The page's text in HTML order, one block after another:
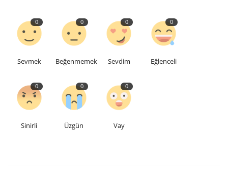
Etkinlik
Hakkımızda
Galeri
0
Sevmek
0
Beğenmemek
0
Sevdim
0
Eğlenceli
0
Sinirli
0
Üzgün
0
Vay